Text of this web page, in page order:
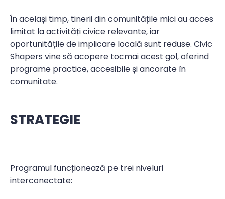
În același timp, tinerii din comunitățile mici au acces
limitat la activități civice relevante, iar
oportunitățile de implicare locală sunt reduse. Civic
Shapers vine să acopere tocmai acest gol, oferind
programe practice, accesibile și ancorate în
comunitate.
STRATEGIE
Programul funcționează pe trei niveluri
interconectate: